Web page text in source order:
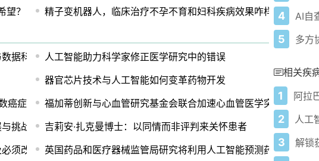
？
精子变机器人，临床治疗不孕不育和妇科疾病效果咋样？
据科学大楼人工智能助力科学家修正医学研究中的错误
器官芯片技术与人工智能如何变革药物开发
癌症从"死刑判决"转为"可控状态"
福加蒂创新与心血管研究基金会联合加速心血管医学突破
挑战
吉莉安·扎克曼博士：以同情而非评判来关怀患者
须改变之处英国药品和医疗器械监管局研究将利用人工智能预测药物相互作
4
5
相关疾
1
2
3